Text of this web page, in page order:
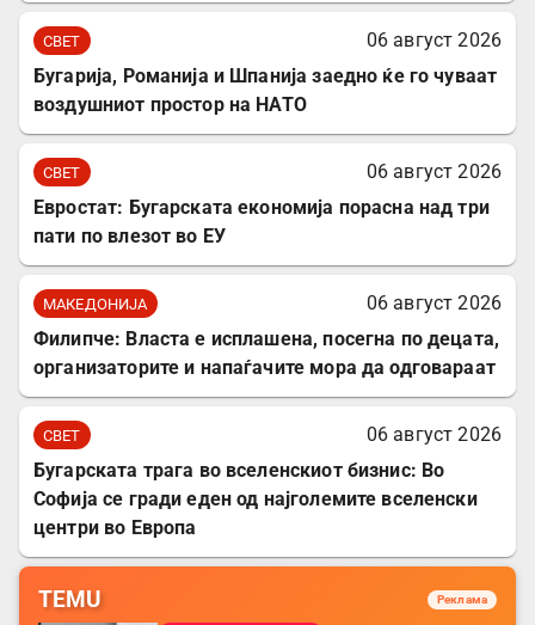
СВЕТ
06 август 2026
Бугарија, Романија и Шпанија заедно ќе го чуваат
воздушниот простор на НАТО
СВЕТ
06 август 2026
Евростат: Бугарската економија порасна над три
пати по влезот во ЕУ
МАКЕДОНИЈА
06 август 2026
Филипче: Власта е исплашена, посегна по децата,
организаторите и напаѓачите мора да одговараат
СВЕТ
06 август 2026
Бугарската трага во вселенскиот бизнис: Во
Софија се гради еден од најголемите вселенски
центри во Европа
TEMU Реклама